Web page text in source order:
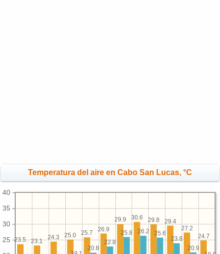
Temperatura del aire en Cabo San Lucas, °C
25
30
35
40
24.7
27.2
29.4
29.8
30.6
29.9
26.9
25.7
25.0
24.3
23.1
23.5
20.9
23.8
25.6
26.2
25.8
22.8
20.8